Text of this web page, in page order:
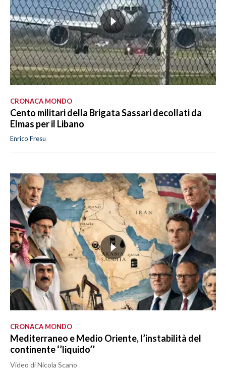
CRONACA MONDO
Cento militari della Brigata Sassari decollati da
Elmas per il Libano
Enrico Fresu
CRONACA MONDO
Mediterraneo e Medio Oriente, l’instabilità del
continente ‘’liquido’’
Video di Nicola Scano